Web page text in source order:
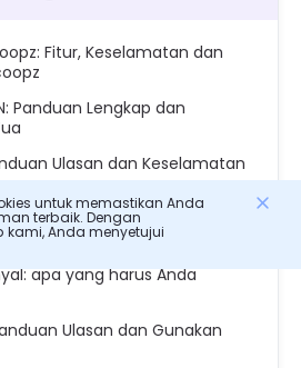
Fitur, Keselamatan dan
Panduan Lengkap dan
Ulasan dan Keselamatan
Panduan Tinjauan dan
untuk Orang Tua
apa yang harus Anda
Ulasan dan Gunakan
untuk memastikan Anda
terbaik. Dengan
Anda menyetujui